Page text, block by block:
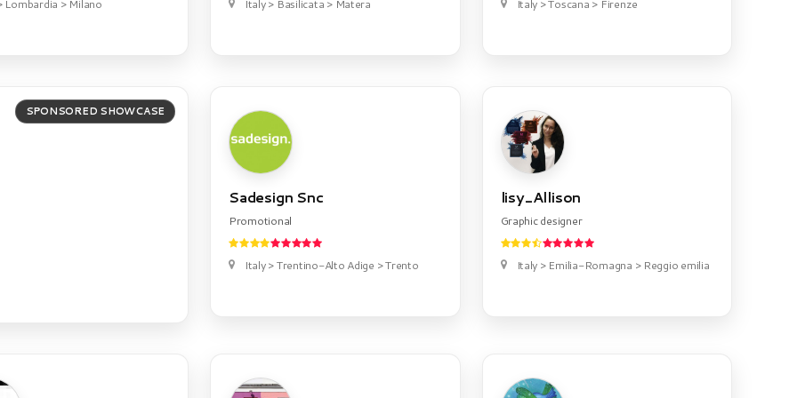
Lombardia > Milano Italy > Basilicata > Matera
SPONSORED SHOWCASE
Italy > Toscana > Firenze
Sadesign Snc
Promotional
Italy > Trentino-Alto Adige > Trento
lisy_Allison
Graphic designer
Italy > Emilia-Romagna > Reggio emilia